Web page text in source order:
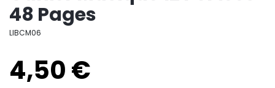
48 Pages
LIBCM06
4,50 €